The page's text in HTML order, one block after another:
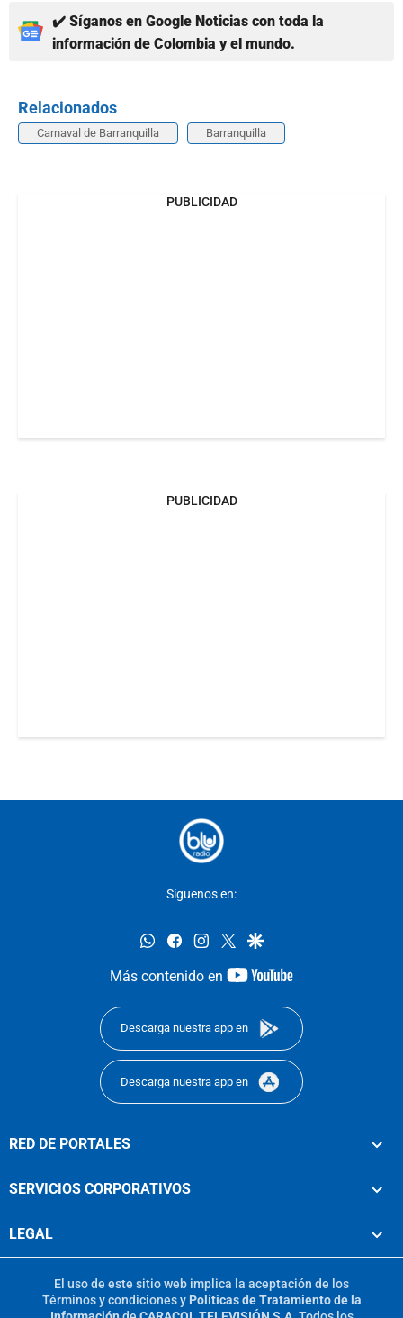
✔️ Síganos en Google Noticias con toda la
información de Colombia y el mundo.
Relacionados
Carnaval de Barranquilla Barranquilla
PUBLICIDAD
PUBLICIDAD
Síguenos en:
whatsappfacebookinstagram
twittergoogle
Más contenido en
youtube-
Descarga nuestra app en
Descarga nuestra app en
RED DE PORTALES
SERVICIOS CORPORATIVOS
LEGAL
El uso de este sitio web implica la aceptación de los
Términos y condicionesy Políticas de Tratamiento de la